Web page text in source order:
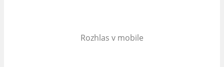
Rozhlas v mobile